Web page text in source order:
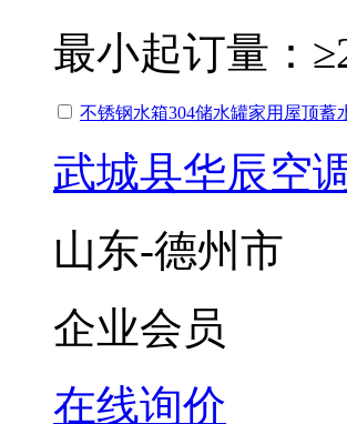
最小起订量：
不锈钢水箱304储水罐家用屋顶
武城县华辰空
山东-德州市
企业会员
在线询价